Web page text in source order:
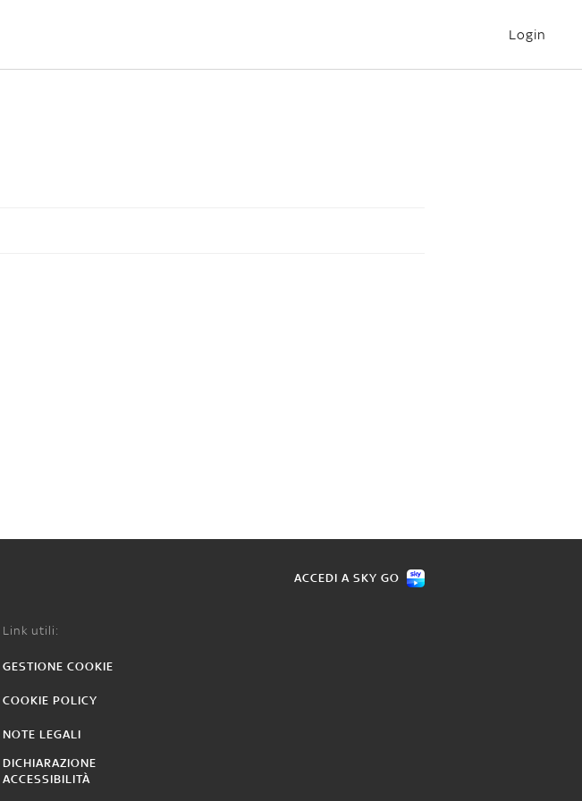
Login
ACCEDI A SKY GO
Link utili:
GESTIONE COOKIE
COOKIE POLICY
NOTE LEGALI
DICHIARAZIONE
ACCESSIBILITÀ